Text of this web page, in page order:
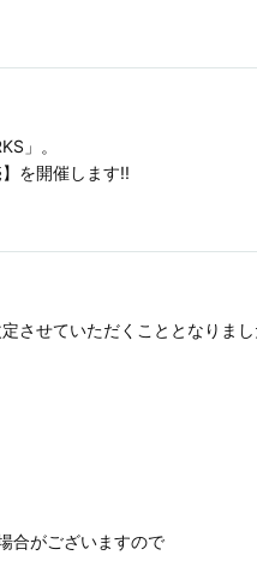
」。
を開催します!!
させていただくこととなりま
合がございますので